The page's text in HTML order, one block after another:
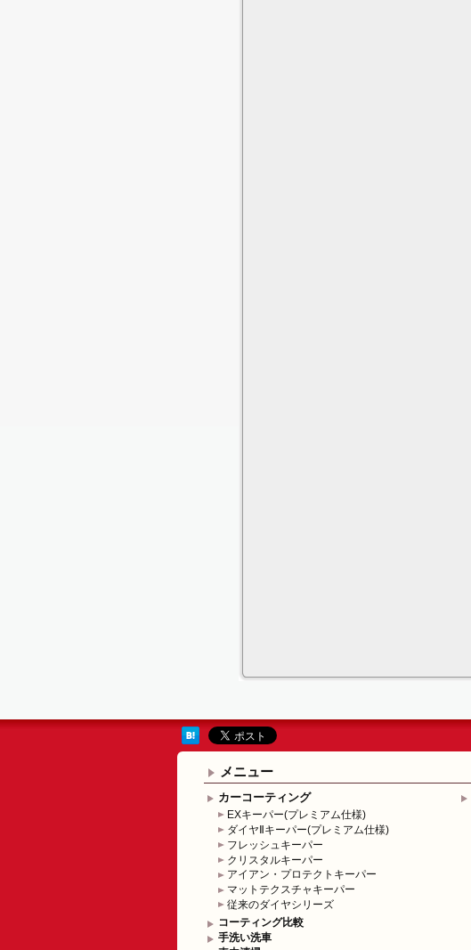
メニュー
カーコーティング
EXキーパー(プレミアム仕様)
ダイヤⅡキーパー(プレミアム仕様)
フレッシュキーパー
クリスタルキーパー
アイアン・プロテクトキーパー
マットテクスチャキーパー
従来のダイヤシリーズ
コーティング比較
手洗い洗車